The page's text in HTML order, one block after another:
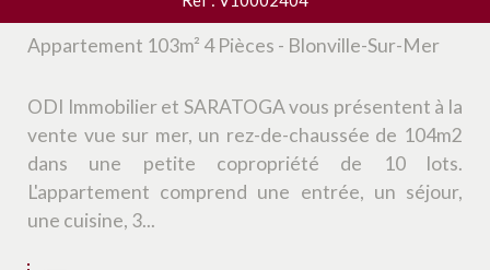
Appartement 103m² 4 Pièces - Blonville-Sur-Mer
ODI Immobilier et SARATOGA vous présentent à la
vente vue sur mer, un rez-de-chaussée de 104m2
dans une petite copropriété de 10 lots.
L'appartement comprend une entrée, un séjour,
une cuisine, 3...